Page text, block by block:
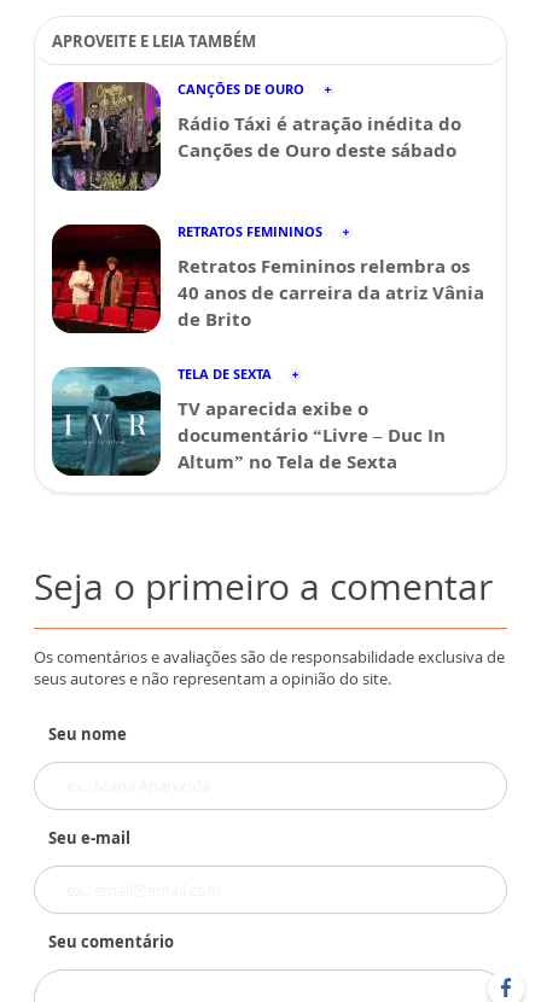
APROVEITE E LEIA TAMBÉM
CANÇÕES DE OURO
Rádio Táxi é atração inédita do
Canções de Ouro deste sábado
RETRATOS FEMININOS
Retratos Femininos relembra os
40 anos de carreira da atriz Vânia
de Brito
TELA DE SEXTA
TV aparecida exibe o
documentário “Livre – Duc In
Altum” no Tela de Sexta
Seja o primeiro a comentar
Os comentários e avaliações são de responsabilidade exclusiva de
seus autores e não representam a opinião do site.
Seu nome
Seu e-mail
Seu comentário